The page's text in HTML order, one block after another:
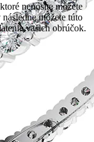
nenosíte môžete
môžete túto
vašich obrúčok.